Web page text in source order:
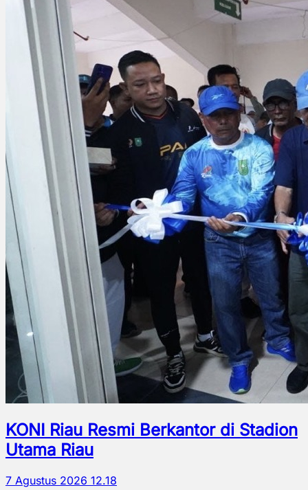
KONI Riau Resmi Berkantor di Stadion
Utama Riau
7 Agustus 2026 12.18